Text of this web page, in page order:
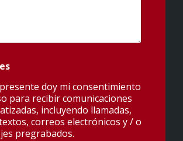
doy mi consentimiento
para recibir comunicaciones
incluyendo llamadas,
correos electrónicos y / o
pregrabados.